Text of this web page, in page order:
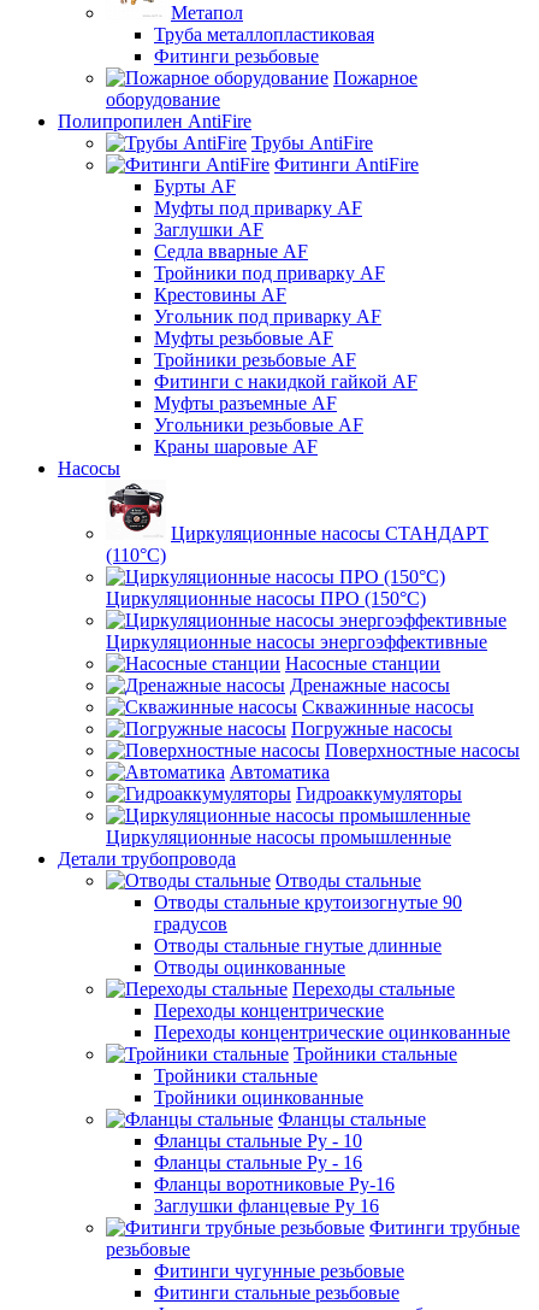
Метапол
Труба металлопластиковая
Фитинги резьбовые
Пожарное
оборудование
Полипропилен AntiFire
Трубы AntiFire
Фитинги AntiFire
Бурты AF
Муфты под приварку AF
Заглушки AF
Седла вварные AF
Тройники под приварку AF
Крестовины AF
Угольник под приварку AF
Муфты резьбовые AF
Тройники резьбовые AF
Фитинги с накидкой гайкой AF
Муфты разъемные AF
Угольники резьбовые AF
Краны шаровые AF
Насосы
Циркуляционные насосы СТАНДАРТ
(110°C)
Циркуляционные насосы ПРО (150°C)
Циркуляционные насосы энергоэффективные
Насосные станции
Дренажные насосы
Скважинные насосы
Погружные насосы
Поверхностные насосы
Автоматика
Гидроаккумуляторы
Циркуляционные насосы промышленные
Детали трубопровода
Отводы стальные
Отводы стальные крутоизогнутые 90
градусов
Отводы стальные гнутые длинные
Отводы оцинкованные
Переходы стальные
Переходы концентрические
Переходы концентрические оцинкованные
Тройники стальные
Тройники стальные
Тройники оцинкованные
Фланцы стальные
Фланцы стальные Ру - 10
Фланцы стальные Ру - 16
Фланцы воротниковые Ру-16
Заглушки фланцевые Ру 16
Фитинги трубные
резьбовые
Фитинги чугунные резьбовые
Фитинги стальные резьбовые